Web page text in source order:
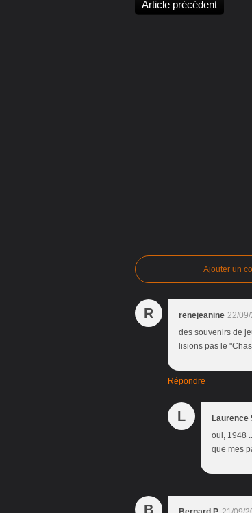
Article précédent
Ajouter un
R renejeanine 22/
des souvenirs de
lisions pas le
Répondre
L Laurence
oui, 1948
que mes
B